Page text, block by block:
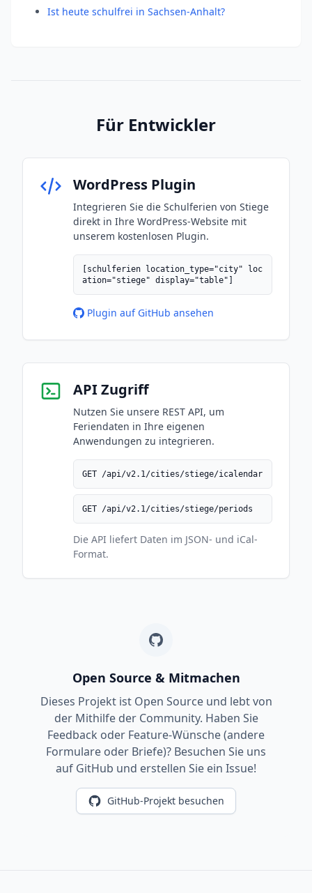
Ist heute schulfrei in Sachsen-Anhalt?
Für Entwickler
WordPress Plugin
Integrieren Sie die Schulferien von Stiege
direkt in Ihre WordPress-Website mit
unserem kostenlosen Plugin.
[schulferien location_type="city" loc
ation="stiege" display="table"]
Plugin auf GitHub ansehen
API Zugriff
Nutzen Sie unsere REST API, um
Feriendaten in Ihre eigenen
Anwendungen zu integrieren.
GET /api/v2.1/cities/stiege/icalendar
GET /api/v2.1/cities/stiege/periods
Die API liefert Daten im JSON- und iCal-
Format.
Open Source & Mitmachen
Dieses Projekt ist Open Source und lebt von
der Mithilfe der Community. Haben Sie
Feedback oder Feature-Wünsche (andere
Formulare oder Briefe)? Besuchen Sie uns
auf GitHub und erstellen Sie ein Issue!
GitHub-Projekt besuchen